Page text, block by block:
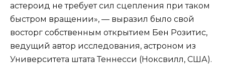
астероид не требует сил сцепления при таком
быстром вращении», — выразил было свой
восторг собственным открытием Бен Розитис,
ведущий автор исследования, астроном из
Университета штата Теннесси (Ноксвилл, США).